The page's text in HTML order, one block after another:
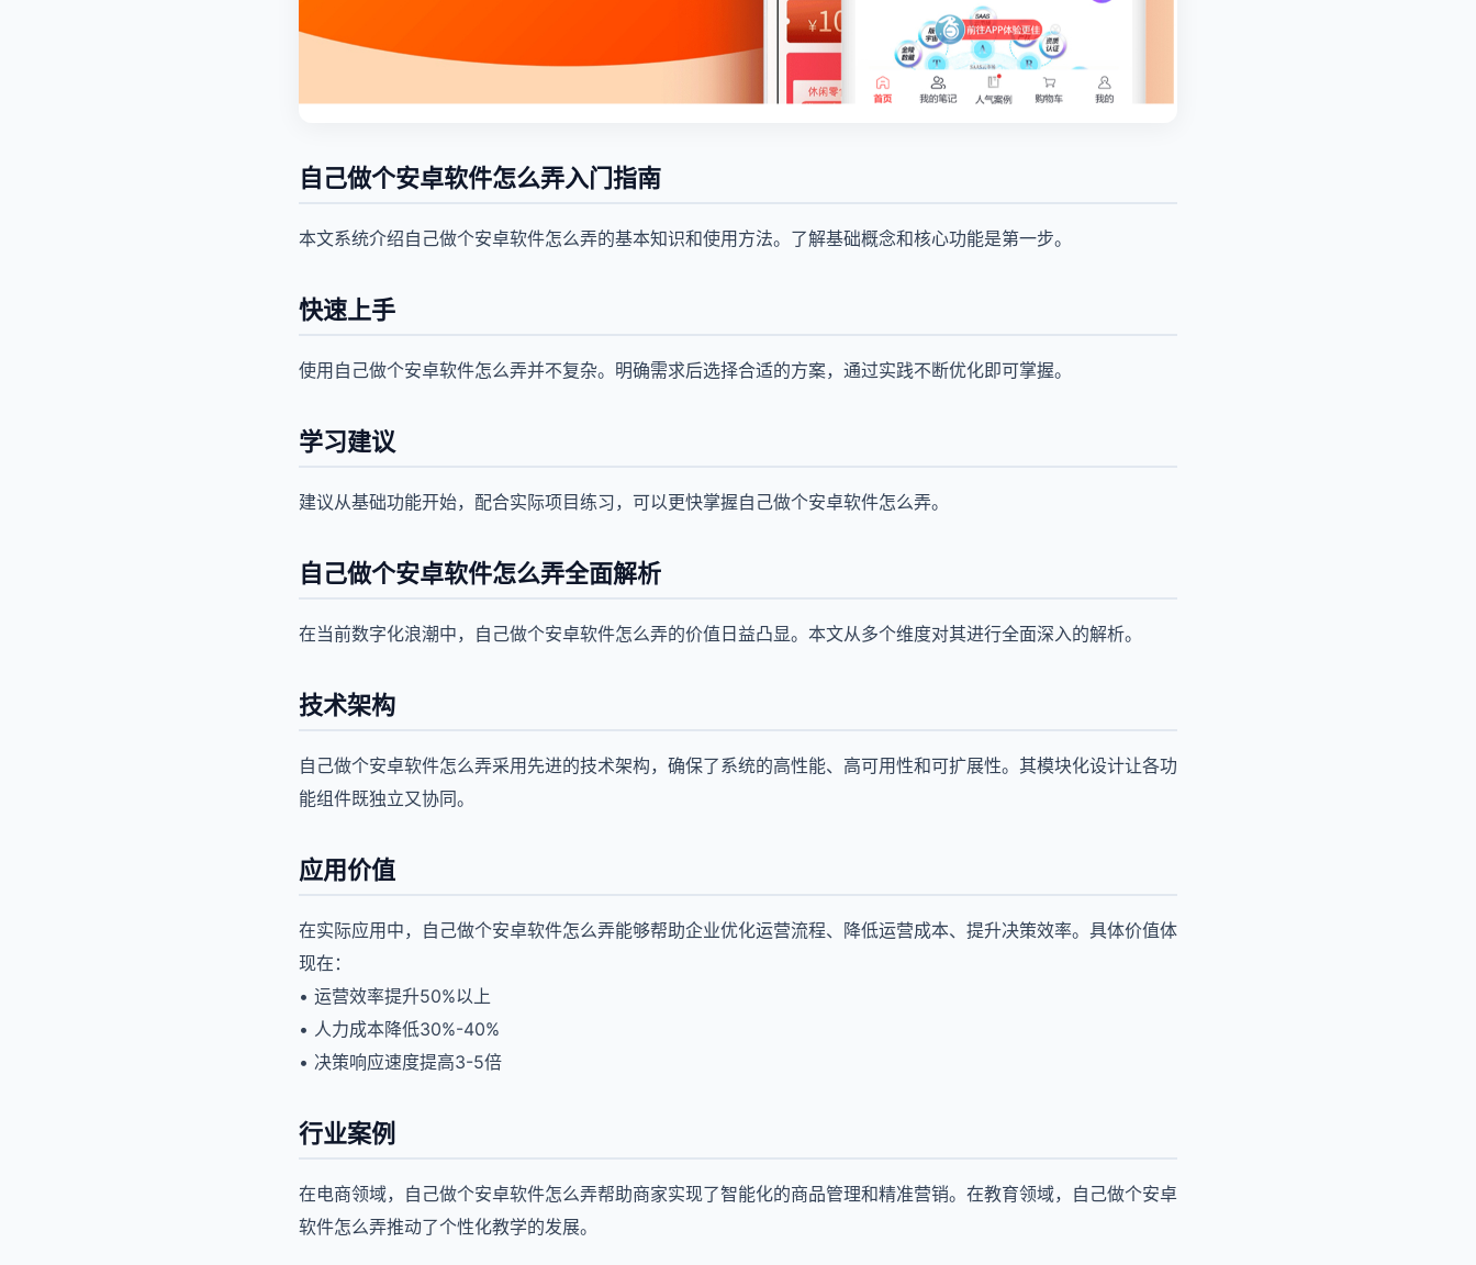
自己做个安卓软件怎么弄入门指南
本文系统介绍自己做个安卓软件怎么弄的基本知识和使用方法。了解基础概念和核心功能是第一步。
快速上手
使用自己做个安卓软件怎么弄并不复杂。明确需求后选择合适的方案，通过实践不断优化即可掌握。
学习建议
建议从基础功能开始，配合实际项目练习，可以更快掌握自己做个安卓软件怎么弄。
自己做个安卓软件怎么弄全面解析
在当前数字化浪潮中，自己做个安卓软件怎么弄的价值日益凸显。本文从多个维度对其进行全面深入的解析。
技术架构
自己做个安卓软件怎么弄采用先进的技术架构，确保了系统的高性能、高可用性和可扩展性。其模块化设计让各功
能组件既独立又协同。
应用价值
在实际应用中，自己做个安卓软件怎么弄能够帮助企业优化运营流程、降低运营成本、提升决策效率。具体价值体
现在：
• 运营效率提升50%以上
• 人力成本降低30%-40%
• 决策响应速度提高3-5倍
行业案例
在电商领域，自己做个安卓软件怎么弄帮助商家实现了智能化的商品管理和精准营销。在教育领域，自己做个安卓
软件怎么弄推动了个性化教学的发展。